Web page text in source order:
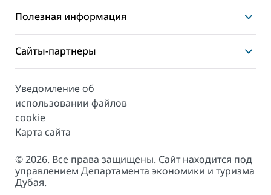
Полезная информация
Сайты-партнеры
Уведомление об
использовании файлов
cookie
Карта сайта
© 2026. Все права защищены. Сайт находится под
управлением Департамента экономики и туризма
Дубая.